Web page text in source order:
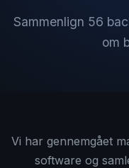
Sammenlign 56
om
Vi har gennemgået
software og